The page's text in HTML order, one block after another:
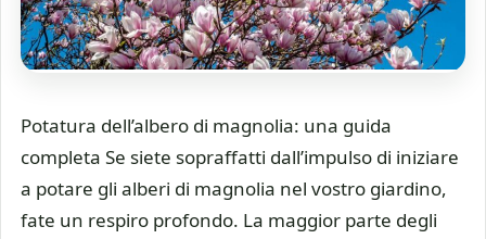
Potatura dell’albero di magnolia: una guida
completa Se siete sopraffatti dall’impulso di iniziare
a potare gli alberi di magnolia nel vostro giardino,
fate un respiro profondo. La maggior parte degli